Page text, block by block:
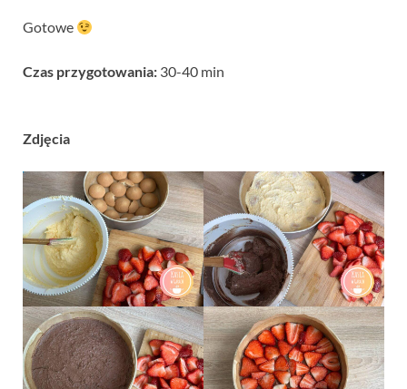
Gotowe
Czas przygotowania: 30-40 min
Zdjęcia